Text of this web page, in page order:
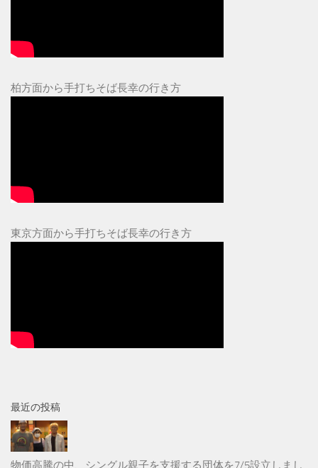
柏方面から手打ちそば長幸の行き方
東京方面から手打ちそば長幸の行き方
最近の投稿